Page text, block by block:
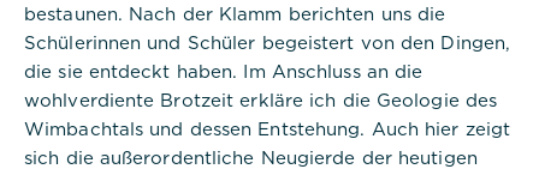
bestaunen. Nach der Klamm berichten uns die
Schülerinnen und Schüler begeistert von den Dingen,
die sie entdeckt haben. Im Anschluss an die
wohlverdiente Brotzeit erkläre ich die Geologie des
Wimbachtals und dessen Entstehung. Auch hier zeigt
sich die außerordentliche Neugierde der heutigen